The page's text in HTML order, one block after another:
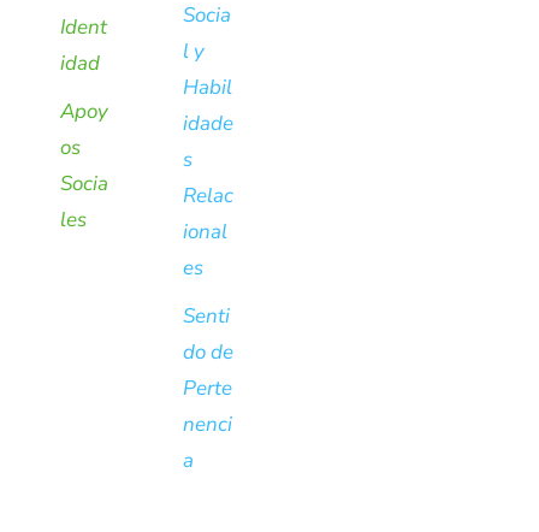
Ident
idad
Apoy
os
Socia
les
Socia
l y
Habil
idade
s
Relac
ional
es
Senti
do de
Perte
nenci
a